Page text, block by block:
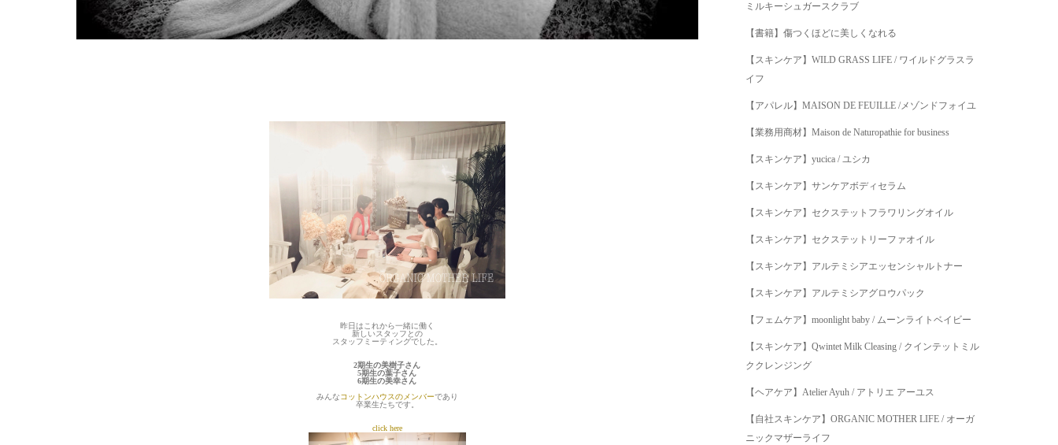
昨日はこれから一緒に働く
新しいスタッフとの
スタッフミーティングでした。
2期生の美樹子さん
5期生の葉子さん
6期生の美幸さん
みんなコットンハウスのメンバーであり
卒業生たちです。
click here
ミルキーシュガースクラブ
【書籍】傷つくほどに美しくなれる
【スキンケア】WILD GRASS LIFE / ワイルドグラスラ
イフ
【アパレル】MAISON DE FEUILLE /メゾンドフォイユ
【業務用商材】Maison de Naturopathie for business
【スキンケア】yucica / ユシカ
【スキンケア】サンケアボディセラム
【スキンケア】セクステットフラワリングオイル
【スキンケア】セクステットリーファオイル
【スキンケア】アルテミシアエッセンシャルトナー
【スキンケア】アルテミシアグロウパック
【フェムケア】moonlight baby / ムーンライトベイビー
【スキンケア】Qwintet Milk Cleasing / クインテットミル
ククレンジング
【ヘアケア】Atelier Ayuh / アトリエ アーユス
【自社スキンケア】ORGANIC MOTHER LIFE / オーガ
ニックマザーライフ